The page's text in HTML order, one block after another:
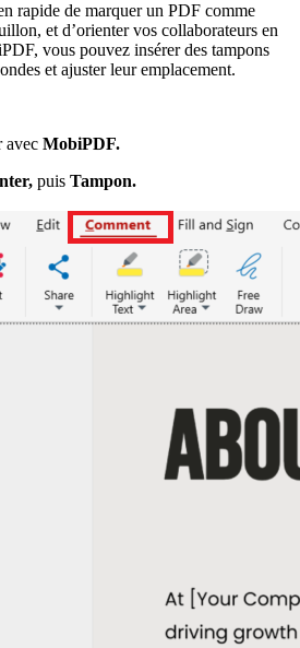
rapide de marquer un PDF comme
et d’orienter vos collaborateurs en
vous pouvez insérer des tampons
et ajuster leur emplacement.
avec MobiPDF.
puis Tampon.